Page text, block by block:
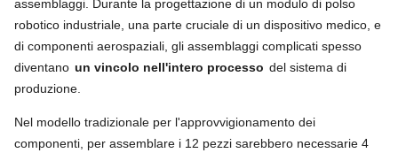
assemblaggi. Durante la progettazione di un modulo di polso
robotico industriale, una parte cruciale di un dispositivo medico, e
di componenti aerospaziali, gli assemblaggi complicati spesso
diventano un vincolo nell'intero processo del sistema di
produzione.
Nel modello tradizionale per l'approvvigionamento dei
componenti, per assemblare i 12 pezzi sarebbero necessarie 4